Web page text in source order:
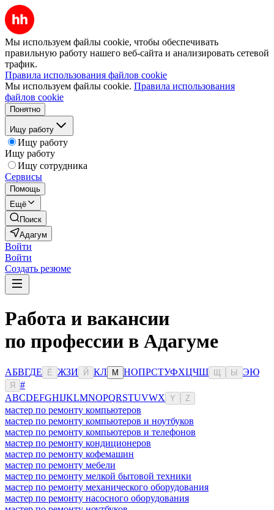
Мы используем файлы cookie, чтобы обеспечивать
правильную работу нашего веб-сайта и анализировать сетевой
трафик.
Правила использования файлов cookie
Мы используем файлы cookie. Правила использования
файлов cookie
Понятно
Ищу работу
Ищу работу
Ищу работу
Ищу сотрудника
Сервисы
Помощь
Ещё
Поиск
Адагум
Войти
Войти
Создать резюме
Работа и вакансии
по профессии в Адагуме
АБВГДЕ Ё ЖЗИ Й КЛ М НОПРСТУФХЦЧШ Ы ЭЮ
Я
#
ABCDEFGHIJKLMNOPQRSTUVWX Y Z
мастер по ремонту компьютеров
мастер по ремонту компьютеров и ноутбуков
мастер по ремонту компьютеров и телефонов
мастер по ремонту кондиционеров
мастер по ремонту кофемашин
мастер по ремонту мебели
мастер по ремонту мелкой бытовой техники
мастер по ремонту механического оборудования
мастер по ремонту насосного оборудования